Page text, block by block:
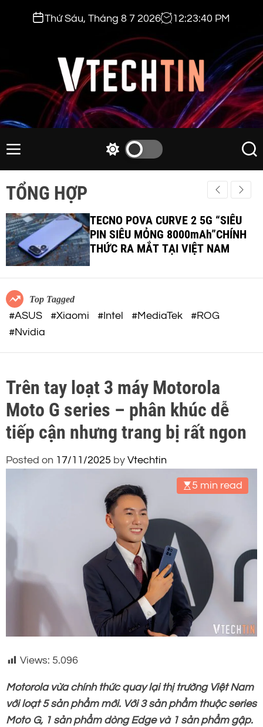
t
o
c
o
e
Thứ Sáu, Tháng 8 7 2026 12:23:42 PM
v
c
h
t
i
.
c
m
M
e
w
h
c
o
o
d
S
e
a
r
h
TỔNG HỢP
TECNO POVA CURVE 2 5G “SIÊU
PIN SIÊU MỎNG 8000mAh”CHÍNH
THỨC RA MẮT TẠI VIỆT NAM
Top Tagged
#ASUS #Xiaomi #Intel #MediaTek
#ROG
#Nvidia
Trên tay loạt 3 máy Motorola
Moto G series – phân khúc dễ
tiếp cận nhưng trang bị rất ngon
Posted on 17/11/2025 by Vtechtin
5 min read
Views: 5.096
Motorola vừa chính thức quay lại thị trường Việt Nam
với loạt 5 sản phẩm mới. Với 3 sản phẩm thuộc series
Moto G, 1 sản phẩm dòng Edge và 1 sản phẩm gập.